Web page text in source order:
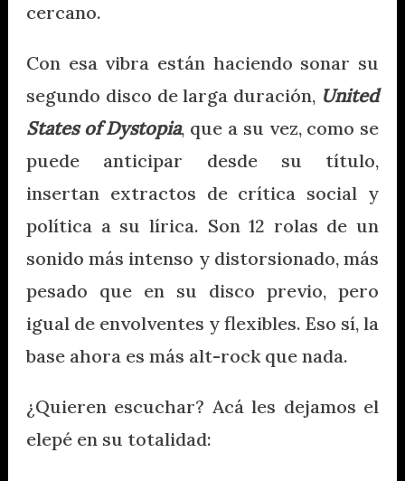
cercano.
Con esa vibra están haciendo sonar su
segundo disco de larga duración, United
States of Dystopia, que a su vez, como se
puede anticipar desde su título,
insertan extractos de crítica social y
política a su lírica. Son 12 rolas de un
sonido más intenso y distorsionado, más
pesado que en su disco previo, pero
igual de envolventes y flexibles. Eso sí, la
base ahora es más alt-rock que nada.
¿Quieren escuchar? Acá les dejamos el
elepé en su totalidad: